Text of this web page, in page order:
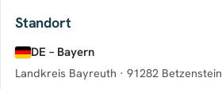
Standort
DE – Bayern
Landkreis Bayreuth · 91282 Betzenstein